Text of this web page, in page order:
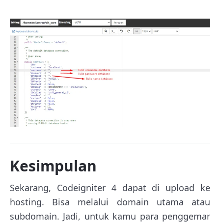
Kesimpulan
Sekarang, Codeigniter 4 dapat di upload ke
hosting. Bisa melalui domain utama atau
subdomain. Jadi, untuk kamu para penggemar